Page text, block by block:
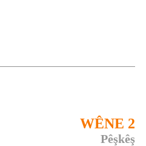
WÊNE 2
Pêşkêş